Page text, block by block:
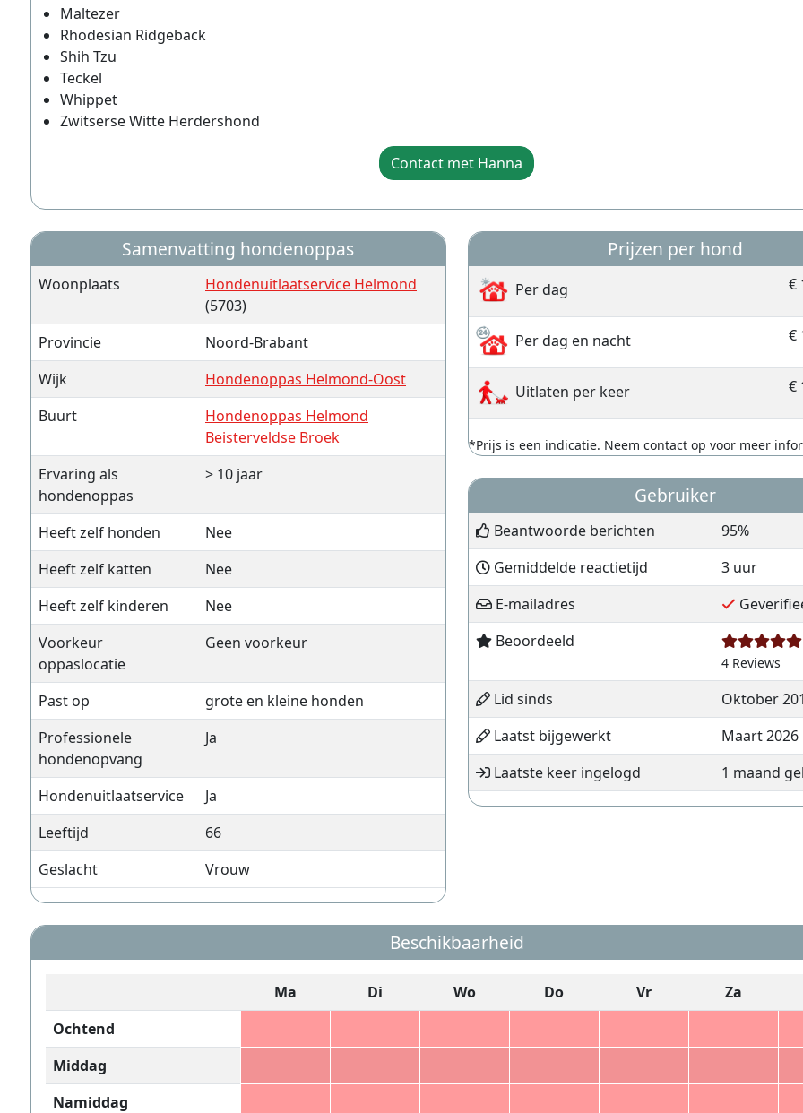
Maltezer
Rhodesian Ridgeback
Shih Tzu
Teckel
Whippet
Zwitserse Witte Herdershond
Contact met Hanna
Samenvatting hondenoppas
Woonplaats
Hondenuitlaatservice Helmond
(5703)
Provincie
Noord-Brabant
Wijk
Hondenoppas Helmond-Oost
Buurt
Hondenoppas Helmond
Beisterveldse Broek
Ervaring als
hondenoppas
> 10 jaar
Heeft zelf honden
Nee
Heeft zelf katten
Nee
Heeft zelf kinderen
Nee
Voorkeur
oppaslocatie
Geen voorkeur
Past op
grote en kleine honden
Professionele
hondenopvang
Ja
Hondenuitlaatservice
Ja
Leeftijd
66
Geslacht
Vrouw
Prijzen per hond
Per dag €
Per dag en nacht €
Uitlaten per keer €
*Prijs is een indicatie. Neem contact op voor meer
Gebruiker
Beantwoorde berichten
95%
Gemiddelde reactietijd
3 uur
E-mailadres
Beoordeeld
4 Reviews
Lid sinds
Oktober
Laatst bijgewerkt
Maart 2026
Laatste keer ingelogd
1 maand
Beschikbaarheid
Ma Di Wo Do Vr
Za
Ochtend
Middag
Namiddag